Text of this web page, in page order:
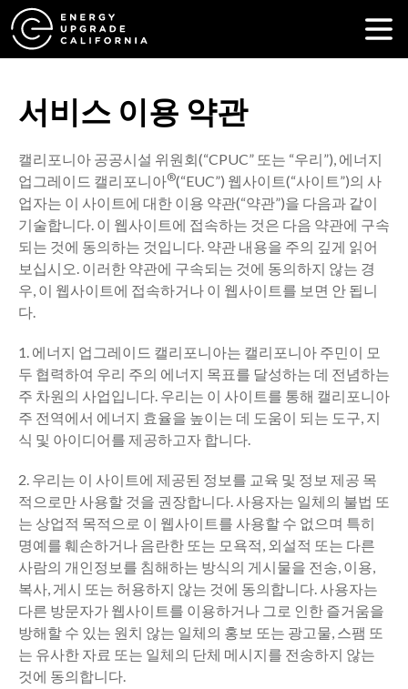
서비스 이용 약관
캘리포니아 공공시설 위원회(“CPUC” 또는 “우리”), 에너지
업그레이드 캘리포니아®(“EUC”) 웹사이트(“사이트”)의 사
업자는 이 사이트에 대한 이용 약관(“약관”)을 다음과 같이
기술합니다. 이 웹사이트에 접속하는 것은 다음 약관에 구속
되는 것에 동의하는 것입니다. 약관 내용을 주의 깊게 읽어
보십시오. 이러한 약관에 구속되는 것에 동의하지 않는 경
우, 이 웹사이트에 접속하거나 이 웹사이트를 보면 안 됩니
다.
1. 에너지 업그레이드 캘리포니아는 캘리포니아 주민이 모
두 협력하여 우리 주의 에너지 목표를 달성하는 데 전념하는
주 차원의 사업입니다. 우리는 이 사이트를 통해 캘리포니아
주 전역에서 에너지 효율을 높이는 데 도움이 되는 도구, 지
식 및 아이디어를 제공하고자 합니다.
2. 우리는 이 사이트에 제공된 정보를 교육 및 정보 제공 목
적으로만 사용할 것을 권장합니다. 사용자는 일체의 불법 또
는 상업적 목적으로 이 웹사이트를 사용할 수 없으며 특히
명예를 훼손하거나 음란한 또는 모욕적, 외설적 또는 다른
사람의 개인정보를 침해하는 방식의 게시물을 전송, 이용,
복사, 게시 또는 허용하지 않는 것에 동의합니다. 사용자는
다른 방문자가 웹사이트를 이용하거나 그로 인한 즐거움을
방해할 수 있는 원치 않는 일체의 홍보 또는 광고물, 스팸 또
는 유사한 자료 또는 일체의 단체 메시지를 전송하지 않는
것에 동의합니다.